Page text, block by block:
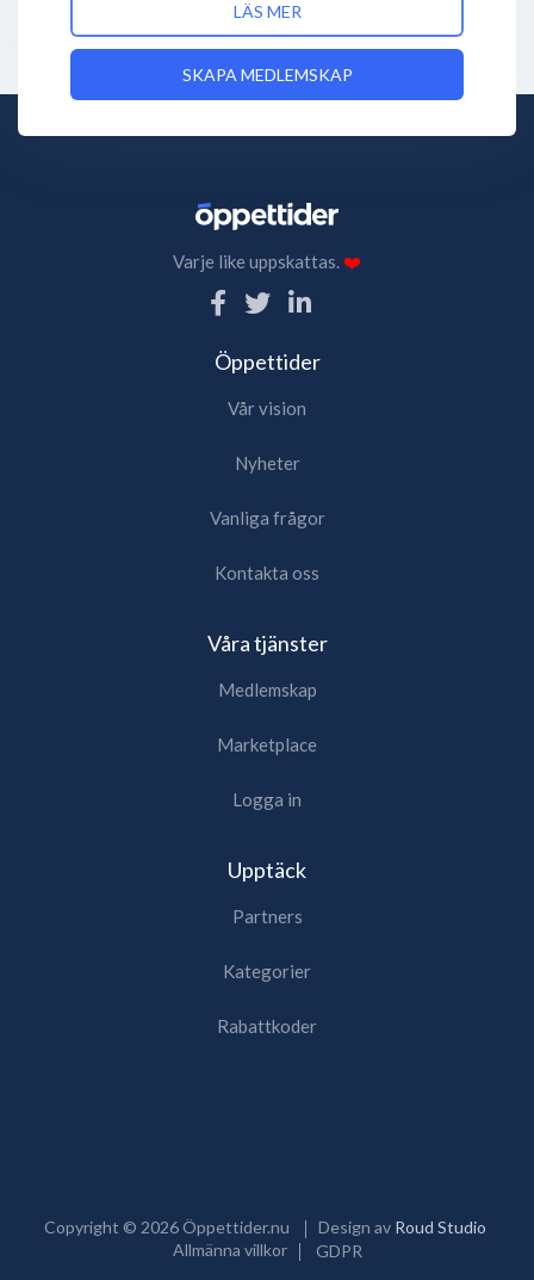
LÄS MER
SKAPA MEDLEMSKAP
Varje like uppskattas.❤️
Öppettider
Vår vision
Nyheter
Vanliga frågor
Kontakta oss
Våra tjänster
Medlemskap
Marketplace
Logga in
Upptäck
Partners
Kategorier
Rabattkoder
Copyright © 2026Öppettider.nu Design av Roud Studio
Allmänna villkor
GDPR